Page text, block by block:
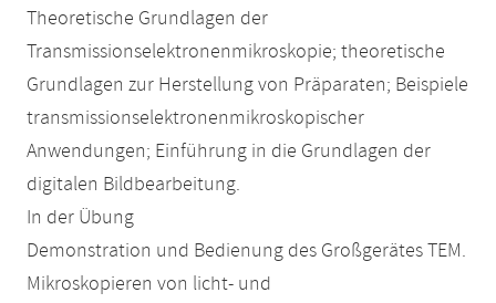
Theoretische Grundlagen der
Transmissionselektronenmikroskopie; theoretische
Grundlagen zur Herstellung von Präparaten; Beispiele
transmissionselektronenmikroskopischer
Anwendungen; Einführung in die Grundlagen der
digitalen Bildbearbeitung.
In der Übung
Demonstration und Bedienung des Großgerätes TEM.
Mikroskopieren von licht- und